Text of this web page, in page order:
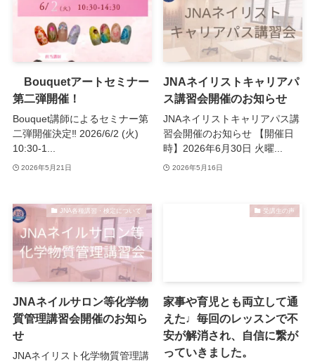
Bouquetアートセミナー
第二弾開催！
Bouquet講師によるセミナー第
二弾開催決定‼️ 2026/6/2 (火)
10:30-1...
2026年5月21日
JNAネイリストキャリアパ
ス講習会開催のお知らせ
JNAネイリストキャリアパス講
習会開催のお知らせ 【開催日
時】2026年6月30日 火曜...
2026年5月16日
JNA各種講習・検定について
JNAネイルサロン等化学物
質管理講習会開催のお知ら
せ
JNAネイリスト化学物質管理講
受講生の声
家事や育児とも両立して通
えた♩毎回のレッスンで不
安が解消され、自信に繋が
っていきました。